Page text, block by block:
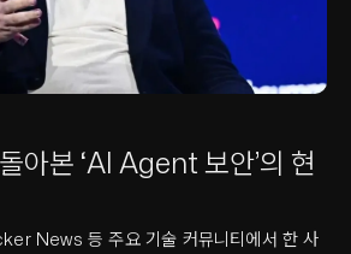
아본 ‘AI Agent 보안’의 현
News 등 주요 기술 커뮤니티에서 한 사